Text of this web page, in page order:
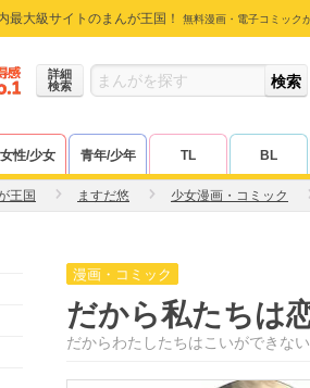
最大級サイトのまんが王国！ 無料漫画・電子コミック
詳細
検索
女性/少女 青年/少年 TL BL
王国 ますだ悠 少女漫画・コミック
漫画・コミック
だから私たちは
だからわたしたちはこいができない